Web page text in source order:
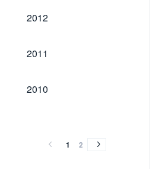
2012
2012
2011
2011
2010
2010
1 2